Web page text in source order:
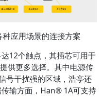
应用场景的连接方案
12个触点，其插芯可用于
供更多选择。其中电源传
号干扰强的区域，浩亭还
输方面，Han® 1A可支持